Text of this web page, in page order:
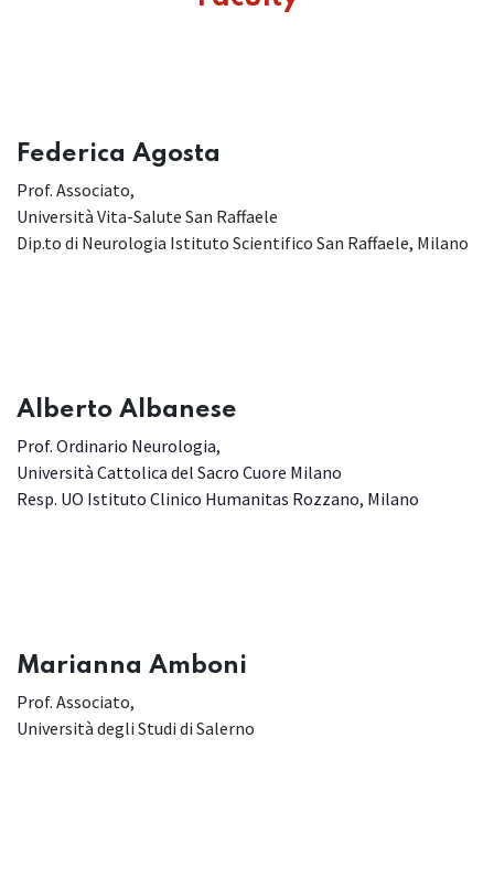
Federica Agosta
Prof. Associato,
Università Vita-Salute San Raffaele
Dip.to di Neurologia Istituto Scientifico San Raffaele, Milano
Alberto Albanese
Prof. Ordinario Neurologia,
Università Cattolica del Sacro Cuore Milano
Resp. UO Istituto Clinico Humanitas Rozzano, Milano
Marianna Amboni
Prof. Associato,
Università degli Studi di Salerno